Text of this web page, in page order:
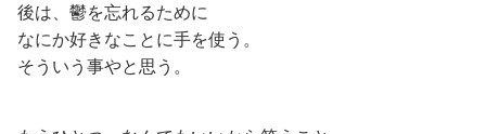
後は、鬱を忘れるために
なにか好きなことに手を使う。
そういう事やと思う。